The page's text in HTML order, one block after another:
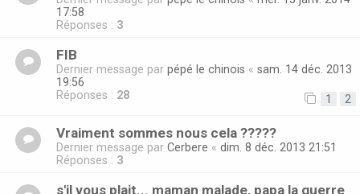
17:58
Réponses : 3
FIB
Dernier message par pépé le chinois « sam. 14 déc. 2013
19:56
Réponses : 28 1 2
Vraiment sommes nous cela ?????
Dernier message par Cerbere « dim. 8 déc. 2013 21:51
Réponses : 3
s'il vous plait... maman malade, papa la guerre